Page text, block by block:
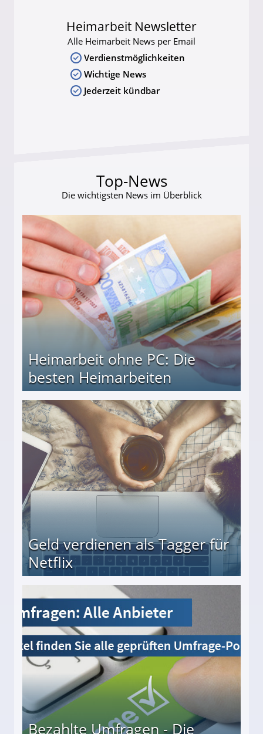
Heimarbeit Newsletter
Alle Heimarbeit News per Email
Verdienstmöglichkeiten
Wichtige News
Jederzeit kündbar
Top-News
Die wichtigsten News im Überblick
Heimarbeit ohne PC: Die
besten Heimarbeiten
Geld verdienen als Tagger für
Netflix
Bezahlte Umfragen - Die